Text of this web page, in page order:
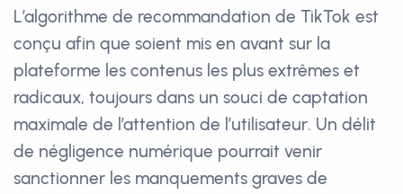
L’algorithme de recommandation de TikTok est
conçu afin que soient mis en avant sur la
plateforme les contenus les plus extrêmes et
radicaux, toujours dans un souci de captation
maximale de l’attention de l’utilisateur. Un délit
de négligence numérique pourrait venir
sanctionner les manquements graves de